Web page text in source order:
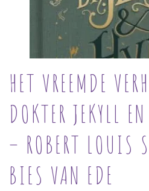
HET VREEMDE
DOKTER JEKYLL
– ROBERT LOUIS
BIES VAN EDE